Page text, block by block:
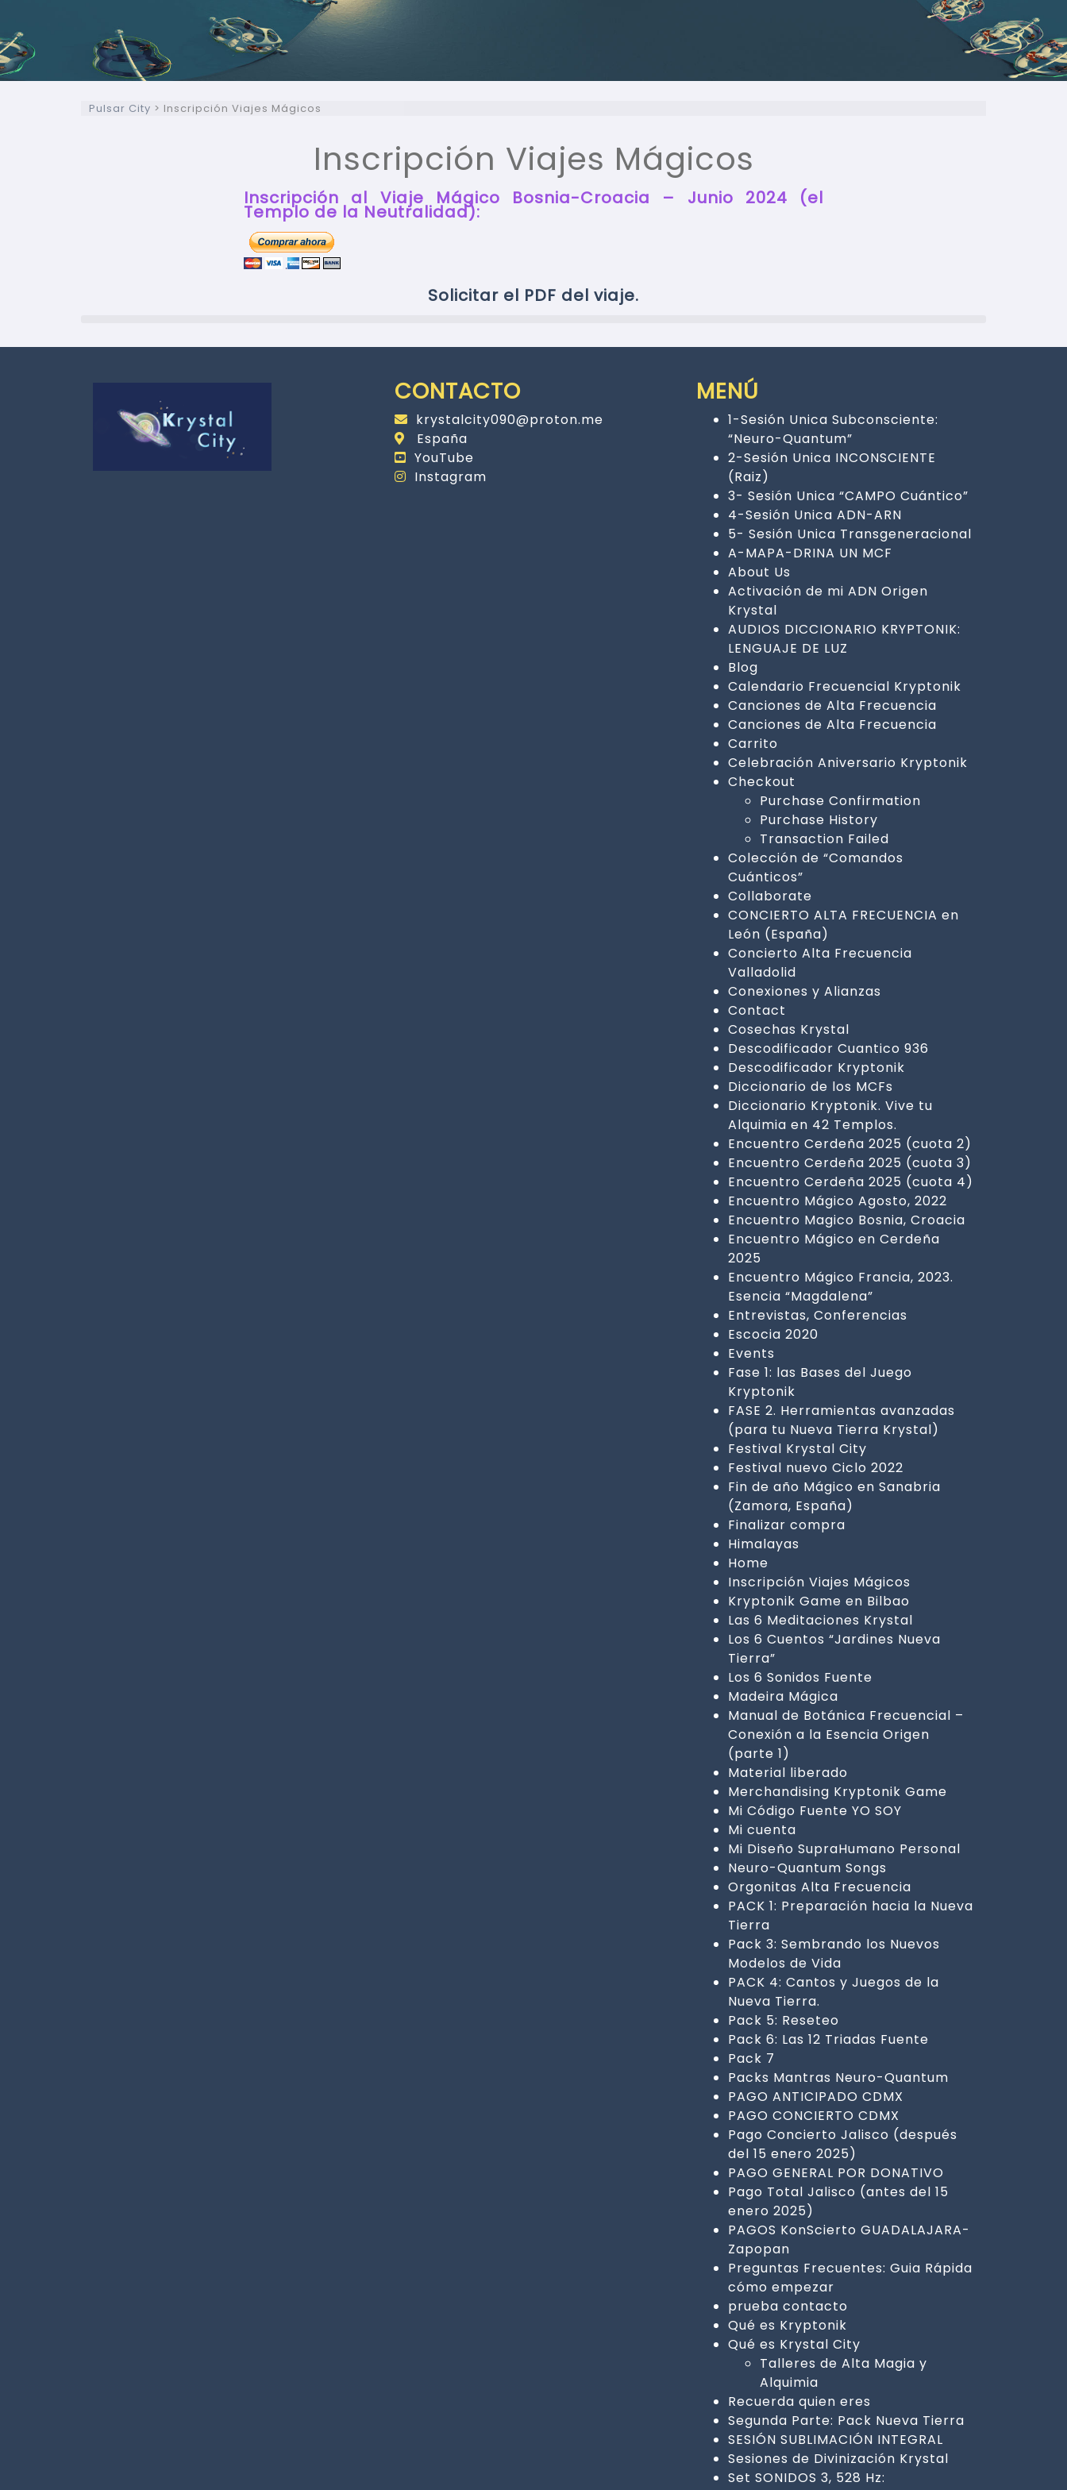
Pulsar City > Inscripción Viajes Mágicos
Inscripción Viajes Mágicos
Inscripción al Viaje Mágico Bosnia-Croacia – Junio 2024 (el
Templo de la Neutralidad):
Solicitar el PDF del viaje.
CONTACTO
krystalcity090@proton.me
España
YouTube
Instagram
MENÚ
1-Sesión Unica Subconsciente:
“Neuro-Quantum”
2-Sesión Unica INCONSCIENTE
(Raiz)
3- Sesión Unica “CAMPO Cuántico”
4-Sesión Unica ADN-ARN
5- Sesión Unica Transgeneracional
A-MAPA-DRINA UN MCF
About Us
Activación de mi ADN Origen
Krystal
AUDIOS DICCIONARIO KRYPTONIK:
LENGUAJE DE LUZ
Blog
Calendario Frecuencial Kryptonik
Canciones de Alta Frecuencia
Canciones de Alta Frecuencia
Carrito
Celebración Aniversario Kryptonik
Checkout
Purchase Confirmation
Purchase History
Transaction Failed
Colección de “Comandos
Cuánticos”
Collaborate
CONCIERTO ALTA FRECUENCIA en
León (España)
Concierto Alta Frecuencia
Valladolid
Conexiones y Alianzas
Contact
Cosechas Krystal
Descodificador Cuantico 936
Descodificador Kryptonik
Diccionario de los MCFs
Diccionario Kryptonik. Vive tu
Alquimia en 42 Templos.
Encuentro Cerdeña 2025 (cuota 2)
Encuentro Cerdeña 2025 (cuota 3)
Encuentro Cerdeña 2025 (cuota 4)
Encuentro Mágico Agosto, 2022
Encuentro Magico Bosnia, Croacia
Encuentro Mágico en Cerdeña
2025
Encuentro Mágico Francia, 2023.
Esencia “Magdalena”
Entrevistas, Conferencias
Escocia 2020
Events
Fase 1: las Bases del Juego
Kryptonik
FASE 2. Herramientas avanzadas
(para tu Nueva Tierra Krystal)
Festival Krystal City
Festival nuevo Ciclo 2022
Fin de año Mágico en Sanabria
(Zamora, España)
Finalizar compra
Himalayas
Home
Inscripción Viajes Mágicos
Kryptonik Game en Bilbao
Las 6 Meditaciones Krystal
Los 6 Cuentos “Jardines Nueva
Tierra”
Los 6 Sonidos Fuente
Madeira Mágica
Manual de Botánica Frecuencial –
Conexión a la Esencia Origen
(parte 1)
Material liberado
Merchandising Kryptonik Game
Mi Código Fuente YO SOY
Mi cuenta
Mi Diseño SupraHumano Personal
Neuro-Quantum Songs
Orgonitas Alta Frecuencia
PACK 1: Preparación hacia la Nueva
Tierra
Pack 3: Sembrando los Nuevos
Modelos de Vida
PACK 4: Cantos y Juegos de la
Nueva Tierra.
Pack 5: Reseteo
Pack 6: Las 12 Triadas Fuente
Pack 7
Packs Mantras Neuro-Quantum
PAGO ANTICIPADO CDMX
PAGO CONCIERTO CDMX
Pago Concierto Jalisco (después
del 15 enero 2025)
PAGO GENERAL POR DONATIVO
Pago Total Jalisco (antes del 15
enero 2025)
PAGOS KonScierto GUADALAJARA-
Zapopan
Preguntas Frecuentes: Guia Rápida
cómo empezar
prueba contacto
Qué es Kryptonik
Qué es Krystal City
Talleres de Alta Magia y
Alquimia
Recuerda quien eres
Segunda Parte: Pack Nueva Tierra
SESIÓN SUBLIMACIÓN INTEGRAL
Sesiones de Divinización Krystal
Set SONIDOS 3, 528 Hz: